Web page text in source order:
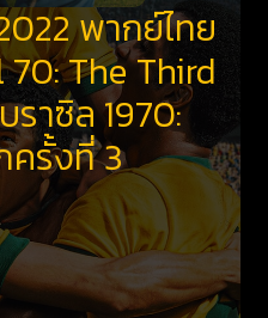
พากย์ไทย
70: The Third
ราซิล 1970:
ครั้งที่ 3